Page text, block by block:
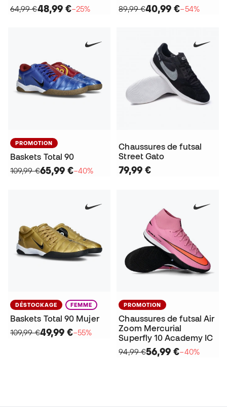
64,99 €48,99 €−25%
89,99 €40,99 €−54%
PROMOTION
Baskets Total 90
109,99 €65,99 €−40%
Chaussures de futsal
Street Gato
79,99 €
DÉSTOCKAGE FEMME
Baskets Total 90 Mujer
109,99 €49,99 €−55%
PROMOTION
Chaussures de futsal Air
Zoom Mercurial
Superfly 10 Academy IC
94,99 €56,99 €−40%